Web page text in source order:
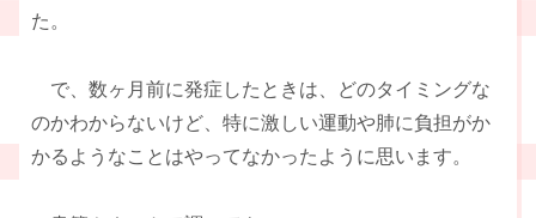
た。
で、数ヶ月前に発症したときは、どのタイミングな
のかわからないけど、特に激しい運動や肺に負担がか
かるようなことはやってなかったように思います。